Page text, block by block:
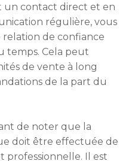
un contact direct et en
régulière, vous
de confiance
temps. Cela peut
de vente à long
de la part du
de noter que la
doit être effectuée de
professionnelle. Il est